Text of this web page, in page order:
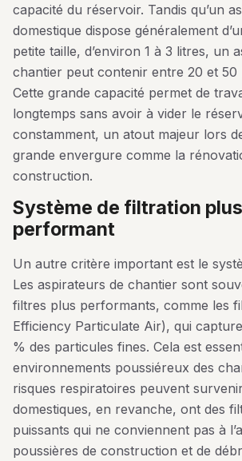
capacité du réservoir. Tandis qu’un
domestique dispose généralement
petite taille, d’environ 1 à 3 litres, un
chantier peut contenir entre 20 et 50
Cette grande capacité permet de
longtemps sans avoir à vider le
constamment, un atout majeur lors
grande envergure comme la
construction.
système de filtration plus
performant
Un autre critère important est le
Les aspirateurs de chantier sont
filtres plus performants, comme les
Efficiency Particulate Air), qui
% des particules fines. Cela est
environnements poussiéreux des
risques respiratoires peuvent
domestiques, en revanche, ont des
puissants qui ne conviennent pas à
poussières de construction et de